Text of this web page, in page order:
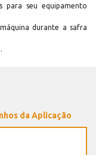
para seu equipamento
durante a safra
da Aplicação